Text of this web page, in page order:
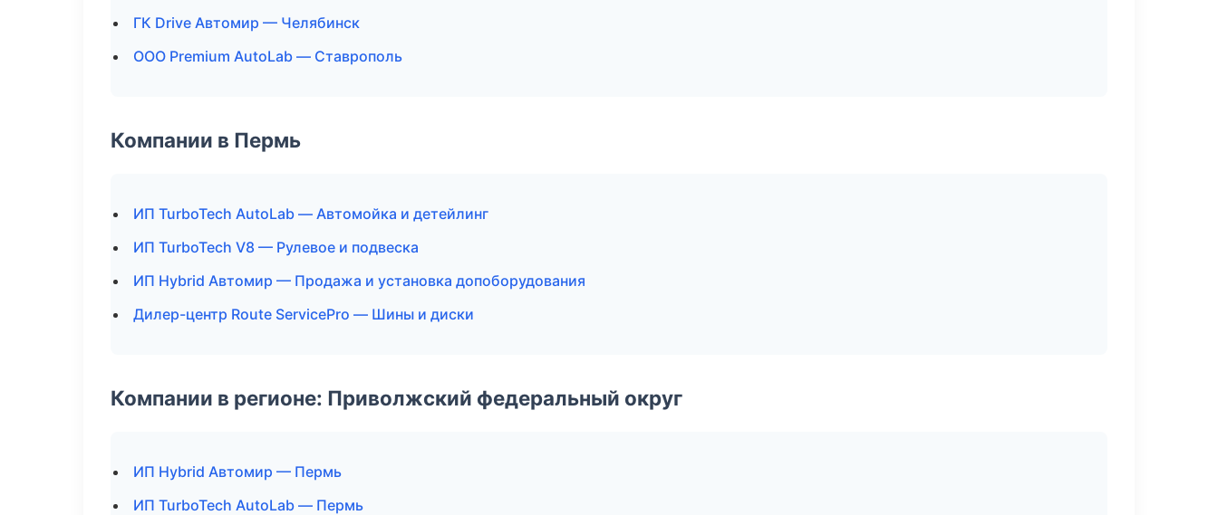
ГК Drive Автомир — Челябинск
ООО Premium AutoLab — Ставрополь
Компании в Пермь
ИП TurboTech AutoLab — Автомойка и детейлинг
ИП TurboTech V8 — Рулевое и подвеска
ИП Hybrid Автомир — Продажа и установка допоборудования
Дилер-центр Route ServicePro — Шины и диски
Компании в регионе: Приволжский федеральный округ
ИП Hybrid Автомир — Пермь
ИП TurboTech AutoLab — Пермь